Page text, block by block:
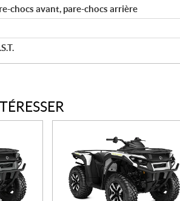
chocs avant, pare-chocs arrière